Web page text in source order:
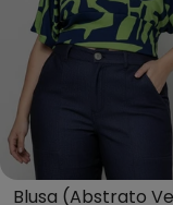
Blusa (Abstrato